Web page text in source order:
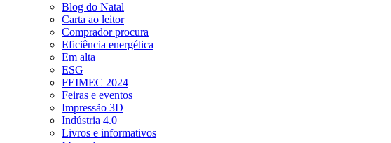
Blog do Natal
Carta ao leitor
Comprador procura
Eficiência energética
Em alta
ESG
FEIMEC 2024
Feiras e eventos
Impressão 3D
Indústria 4.0
Livros e informativos